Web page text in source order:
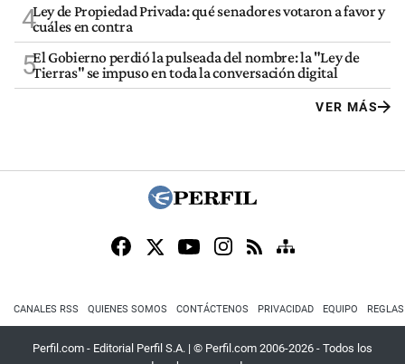
4Ley de Propiedad Privada: qué senadores votaron a favor y
cuáles en contra
5El Gobierno perdió la pulseada del nombre: la "Ley de
Tierras" se impuso en toda la conversación digital
VER MÁS
CANALES RSS QUIENES SOMOS CONTÁCTENOS PRIVACIDAD EQUIPO
Perfil.com - Editorial Perfil S.A. | © Perfil.com 2006-2026 - Todos los